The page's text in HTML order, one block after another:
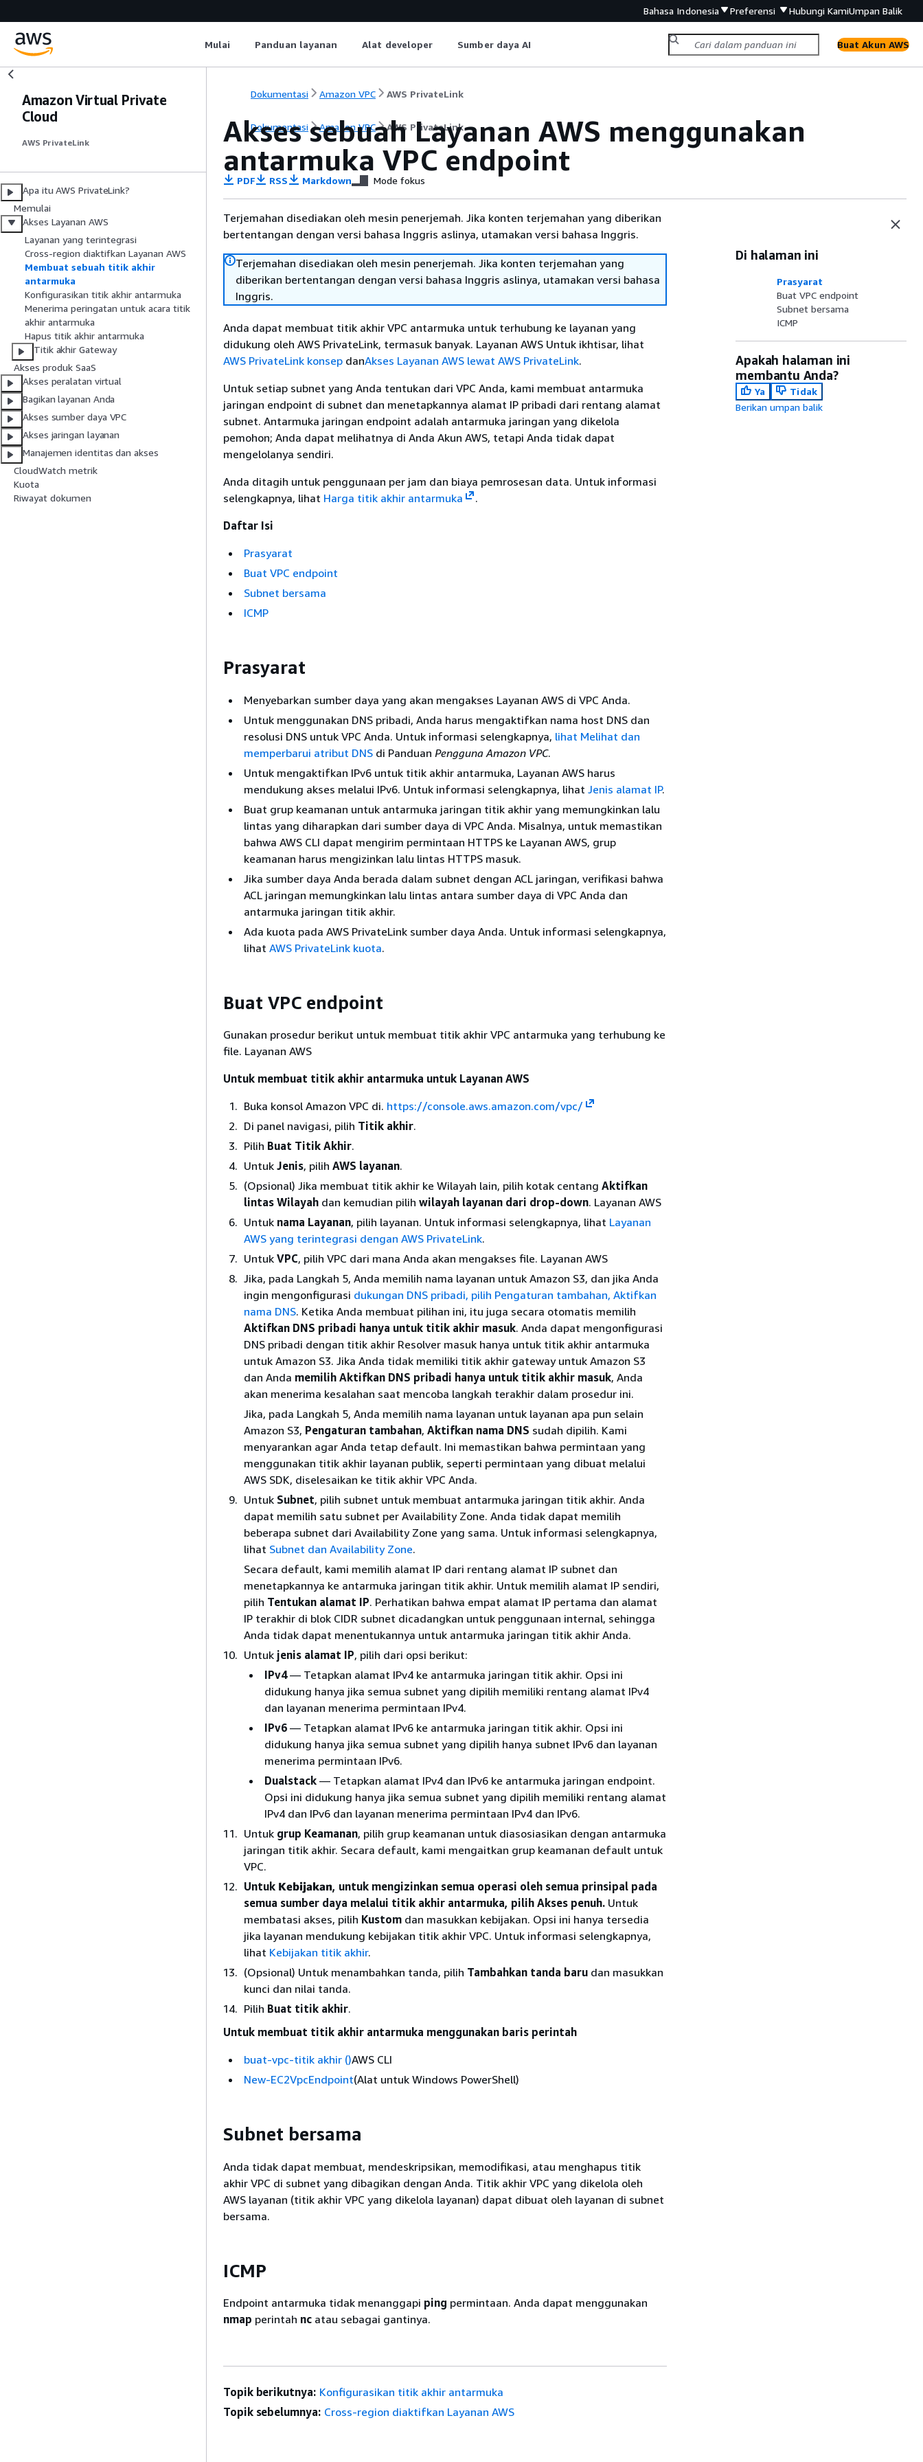
Bahasa Indonesia Preferensi Hubungi KamiUmpan Balik
Mulai Panduan layanan Alat developer Sumber daya AI Buat Akun AWS
Amazon Virtual Private
Cloud
AWS PrivateLink
Apa itu AWS PrivateLink?
Memulai
Akses Layanan AWS
Layanan yang terintegrasi
Cross-region diaktifkan Layanan AWS
Membuat sebuah titik akhir
antarmuka
Konfigurasikan titik akhir antarmuka
Menerima peringatan untuk acara titik
akhir antarmuka
Hapus titik akhir antarmuka
Titik akhir Gateway
Akses produk SaaS
Akses peralatan virtual
Bagikan layanan Anda
Akses sumber daya VPC
Akses jaringan layanan
Manajemen identitas dan akses
CloudWatch metrik
Kuota
Riwayat dokumen
Dokumentasi Amazon VPC AWS PrivateLink
Dokumentasi Amazon VPC AWS PrivateLink
Akses sebuah Layanan AWS menggunakan
antarmuka VPC endpoint
PDF RSS Markdown Mode fokus
Terjemahan disediakan oleh mesin penerjemah. Jika konten terjemahan yang diberikan
bertentangan dengan versi bahasa Inggris aslinya, utamakan versi bahasa Inggris.
Terjemahan disediakan oleh mesin penerjemah. Jika konten terjemahan yang
diberikan bertentangan dengan versi bahasa Inggris aslinya, utamakan versi bahasa
Inggris.
Anda dapat membuat titik akhir VPC antarmuka untuk terhubung ke layanan yang
didukung oleh AWS PrivateLink, termasuk banyak. Layanan AWS Untuk ikhtisar, lihat
AWS PrivateLink konsep danAkses Layanan AWS lewat AWS PrivateLink.
Untuk setiap subnet yang Anda tentukan dari VPC Anda, kami membuat antarmuka
jaringan endpoint di subnet dan menetapkannya alamat IP pribadi dari rentang alamat
subnet. Antarmuka jaringan endpoint adalah antarmuka jaringan yang dikelola
pemohon; Anda dapat melihatnya di Anda Akun AWS, tetapi Anda tidak dapat
mengelolanya sendiri.
Anda ditagih untuk penggunaan per jam dan biaya pemrosesan data. Untuk informasi
selengkapnya, lihat Harga titik akhir antarmuka
.
Daftar Isi
Prasyarat
Buat VPC endpoint
Subnet bersama
ICMP
Prasyarat
Menyebarkan sumber daya yang akan mengakses Layanan AWS di VPC Anda.
Untuk menggunakan DNS pribadi, Anda harus mengaktifkan nama host DNS dan
resolusi DNS untuk VPC Anda. Untuk informasi selengkapnya, lihat Melihat dan
memperbarui atribut DNS di Panduan Pengguna Amazon VPC.
Untuk mengaktifkan IPv6 untuk titik akhir antarmuka, Layanan AWS harus
mendukung akses melalui IPv6. Untuk informasi selengkapnya, lihat Jenis alamat IP.
Buat grup keamanan untuk antarmuka jaringan titik akhir yang memungkinkan lalu
lintas yang diharapkan dari sumber daya di VPC Anda. Misalnya, untuk memastikan
bahwa AWS CLI dapat mengirim permintaan HTTPS ke Layanan AWS, grup
keamanan harus mengizinkan lalu lintas HTTPS masuk.
Jika sumber daya Anda berada dalam subnet dengan ACL jaringan, verifikasi bahwa
ACL jaringan memungkinkan lalu lintas antara sumber daya di VPC Anda dan
antarmuka jaringan titik akhir.
Ada kuota pada AWS PrivateLink sumber daya Anda. Untuk informasi selengkapnya,
lihat AWS PrivateLink kuota.
Buat VPC endpoint
Gunakan prosedur berikut untuk membuat titik akhir VPC antarmuka yang terhubung ke
file. Layanan AWS
Untuk membuat titik akhir antarmuka untuk Layanan AWS
Buka konsol Amazon VPC di. https://console.aws.amazon.com/vpc/
Di panel navigasi, pilih Titik akhir.
Pilih Buat Titik Akhir.
Untuk Jenis, pilih AWS layanan.
(Opsional) Jika membuat titik akhir ke Wilayah lain, pilih kotak centang Aktifkan
lintas Wilayah dan kemudian pilih wilayah layanan dari drop-down. Layanan AWS
Untuk nama Layanan, pilih layanan. Untuk informasi selengkapnya, lihat Layanan
AWS yang terintegrasi dengan AWS PrivateLink.
Untuk VPC, pilih VPC dari mana Anda akan mengakses file. Layanan AWS
Jika, pada Langkah 5, Anda memilih nama layanan untuk Amazon S3, dan jika Anda
ingin mengonfigurasi dukungan DNS pribadi, pilih Pengaturan tambahan, Aktifkan
nama DNS. Ketika Anda membuat pilihan ini, itu juga secara otomatis memilih
Aktifkan DNS pribadi hanya untuk titik akhir masuk. Anda dapat mengonfigurasi
DNS pribadi dengan titik akhir Resolver masuk hanya untuk titik akhir antarmuka
untuk Amazon S3. Jika Anda tidak memiliki titik akhir gateway untuk Amazon S3
dan Anda memilih Aktifkan DNS pribadi hanya untuk titik akhir masuk, Anda
akan menerima kesalahan saat mencoba langkah terakhir dalam prosedur ini.
Jika, pada Langkah 5, Anda memilih nama layanan untuk layanan apa pun selain
Amazon S3, Pengaturan tambahan, Aktifkan nama DNS sudah dipilih. Kami
menyarankan agar Anda tetap default. Ini memastikan bahwa permintaan yang
menggunakan titik akhir layanan publik, seperti permintaan yang dibuat melalui
AWS SDK, diselesaikan ke titik akhir VPC Anda.
Untuk Subnet, pilih subnet untuk membuat antarmuka jaringan titik akhir. Anda
dapat memilih satu subnet per Availability Zone. Anda tidak dapat memilih
beberapa subnet dari Availability Zone yang sama. Untuk informasi selengkapnya,
lihat Subnet dan Availability Zone.
Secara default, kami memilih alamat IP dari rentang alamat IP subnet dan
menetapkannya ke antarmuka jaringan titik akhir. Untuk memilih alamat IP sendiri,
pilih Tentukan alamat IP. Perhatikan bahwa empat alamat IP pertama dan alamat
IP terakhir di blok CIDR subnet dicadangkan untuk penggunaan internal, sehingga
Anda tidak dapat menentukannya untuk antarmuka jaringan titik akhir Anda.
Untuk jenis alamat IP, pilih dari opsi berikut:
IPv4— Tetapkan alamat IPv4 ke antarmuka jaringan titik akhir. Opsi ini
didukung hanya jika semua subnet yang dipilih memiliki rentang alamat IPv4
dan layanan menerima permintaan IPv4.
IPv6 — Tetapkan alamat IPv6 ke antarmuka jaringan titik akhir. Opsi ini
didukung hanya jika semua subnet yang dipilih hanya subnet IPv6 dan layanan
menerima permintaan IPv6.
Dualstack — Tetapkan alamat IPv4 dan IPv6 ke antarmuka jaringan endpoint.
Opsi ini didukung hanya jika semua subnet yang dipilih memiliki rentang alamat
IPv4 dan IPv6 dan layanan menerima permintaan IPv4 dan IPv6.
Untuk grup Keamanan, pilih grup keamanan untuk diasosiasikan dengan antarmuka
jaringan titik akhir. Secara default, kami mengaitkan grup keamanan default untuk
VPC.
Untuk Kebijakan, untuk mengizinkan semua operasi oleh semua prinsipal pada
semua sumber daya melalui titik akhir antarmuka, pilih Akses penuh. Untuk
membatasi akses, pilih Kustom dan masukkan kebijakan. Opsi ini hanya tersedia
jika layanan mendukung kebijakan titik akhir VPC. Untuk informasi selengkapnya,
lihat Kebijakan titik akhir.
(Opsional) Untuk menambahkan tanda, pilih Tambahkan tanda baru dan masukkan
kunci dan nilai tanda.
Pilih Buat titik akhir.
Untuk membuat titik akhir antarmuka menggunakan baris perintah
buat-vpc-titik akhir ()AWS CLI
New-EC2VpcEndpoint(Alat untuk Windows PowerShell)
Subnet bersama
Anda tidak dapat membuat, mendeskripsikan, memodifikasi, atau menghapus titik
akhir VPC di subnet yang dibagikan dengan Anda. Titik akhir VPC yang dikelola oleh
AWS layanan (titik akhir VPC yang dikelola layanan) dapat dibuat oleh layanan di subnet
bersama.
ICMP
Endpoint antarmuka tidak menanggapi ping permintaan. Anda dapat menggunakan
nmap perintah nc atau sebagai gantinya.
Di halaman ini
Prasyarat
Buat VPC endpoint
Subnet bersama
ICMP
Apakah halaman ini
membantu Anda?
Ya
Tidak
Berikan umpan balik
Topik berikutnya: Konfigurasikan titik akhir antarmuka
Topik sebelumnya: Cross-region diaktifkan Layanan AWS